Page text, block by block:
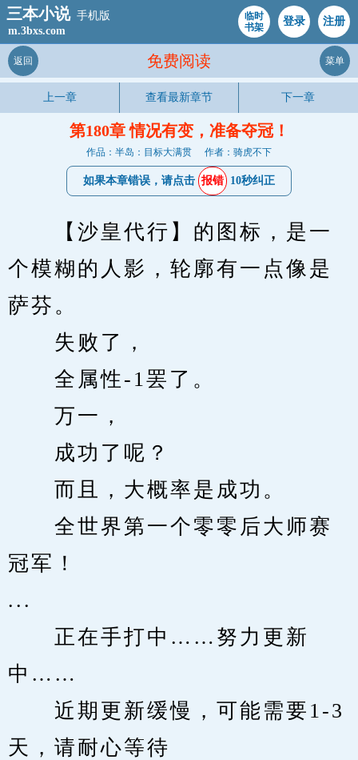
三本小说 手机版
m.3bxs.com
临时
书架
登录 注册
免费阅读
返回 菜单
上一章 查看最新章节 下一章
第180章 情况有变，准备夺冠！
作品：半岛：目标大满贯 作者：骑虎不下
如果本章错误，请点击 报错 10秒纠正
【沙皇代行】的图标，是一
个模糊的人影，轮廓有一点像是
萨芬。
失败了，
全属性-1罢了。
万一，
成功了呢？
而且，大概率是成功。
全世界第一个零零后大师赛
冠军！
...
正在手打中……努力更新
中……
近期更新缓慢，可能需要1-3
天，请耐心等待